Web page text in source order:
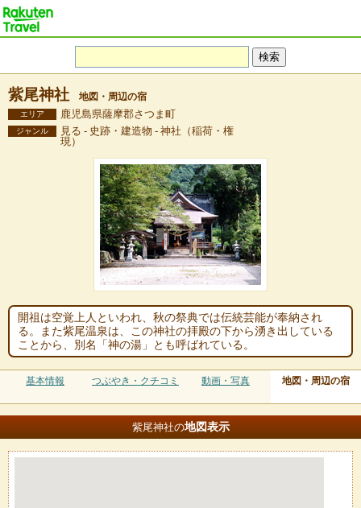
紫尾神社 地図・周辺の宿
エリア 鹿児島県薩摩郡さつま町
ジャンル
見る - 史跡・建造物 - 神社（稲荷・権
現）
開祖は空覚上人といわれ、秋の祭典では伝統芸能が奉納され
る。また紫尾温泉は、この神社の拝殿の下から湧き出している
ことから、別名「神の湯」とも呼ばれている。
基本情報 つぶやき・クチコミ 動画・写真 地図・周辺の宿
紫尾神社の地図表示